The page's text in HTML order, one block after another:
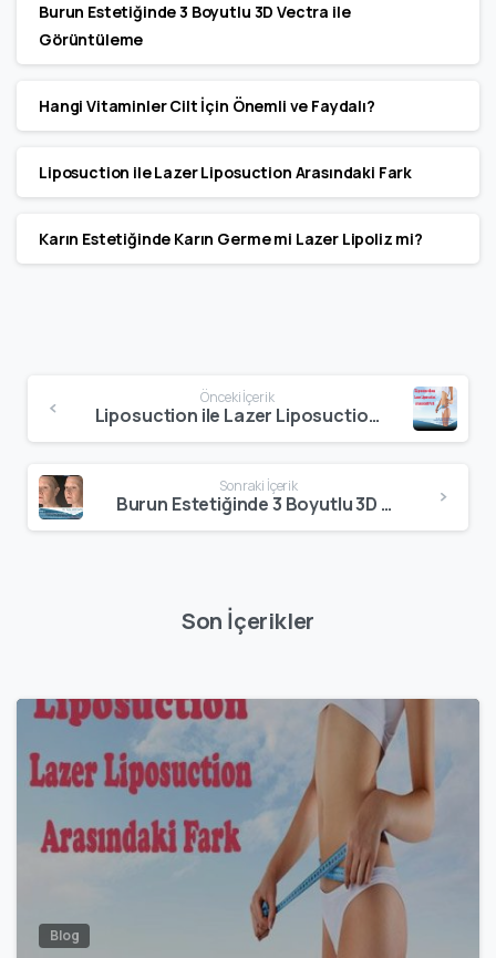
Burun Estetiğinde 3 Boyutlu 3D Vectra ile
Görüntüleme
Hangi Vitaminler Cilt İçin Önemli ve Faydalı?
Liposuction ile Lazer Liposuction Arasındaki Fark
Karın Estetiğinde Karın Germe mi Lazer Lipoliz mi?
Reading
Önceki İçerik
Liposuction ile Lazer Liposuction Arasındaki Fark
Sonraki İçerik
Burun Estetiğinde 3 Boyutlu 3D Vectra ile Görüntüleme
Son İçerikler
Blog